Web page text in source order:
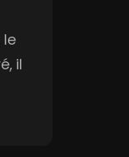
le
il